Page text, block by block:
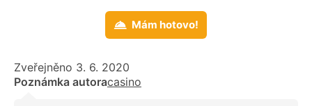
Mám hotovo!
Zveřejněno 3. 6. 2020
Poznámka autoracasino